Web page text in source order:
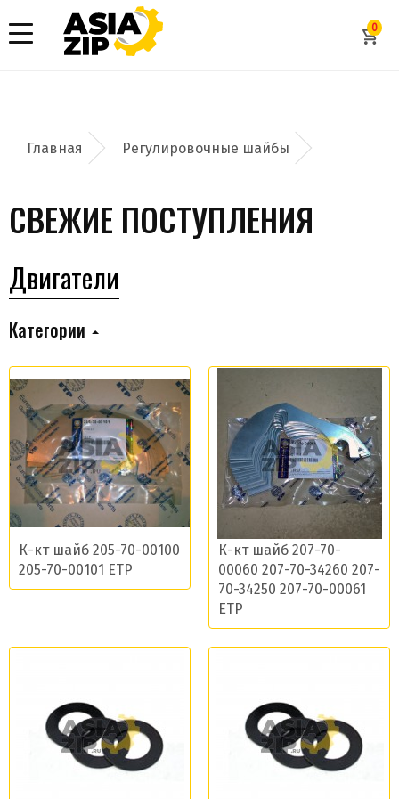
0
Допустимые форматы: .xls, .xlsx
Даю согласие на обработку моих данных и
получение новостей
Отправить
Регулировочные шайбы
СВЕЖИЕ ПОСТУПЛЕНИЯ
Двигатели
Категории
К-кт шайб 205-70-00100
205-70-00101 ETP
К-кт шайб 207-70-
00060 207-70-34260 207-
70-34250 207-70-00061
ETP